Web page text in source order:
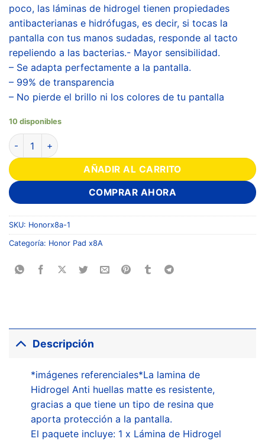
poco, las láminas de hidrogel tienen propiedades
antibacterianas e hidrófugas, es decir, si tocas la
pantalla con tus manos sudadas, responde al tacto
repeliendo a las bacterias.- Mayor sensibilidad.
– Se adapta perfectamente a la pantalla.
– 99% de transparencia
– No pierde el brillo ni los colores de tu pantalla
10 disponibles
AÑADIR AL CARRITO
COMPRAR AHORA
SKU: Honorx8a-1
Categoría: Honor Pad x8A
Descripción
*imágenes referenciales*La lamina de
Hidrogel Anti huellas matte es resistente,
gracias a que tiene un tipo de resina que
aporta protección a la pantalla.
El paquete incluye: 1 x Lámina de Hidrogel